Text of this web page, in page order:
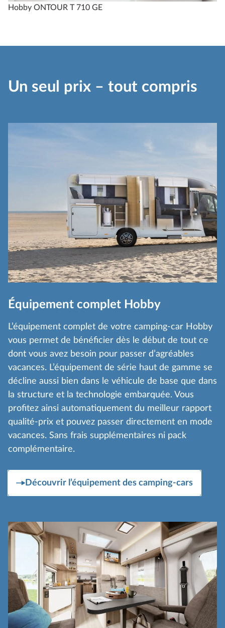
Hobby ONTOUR T 710 GE
Un seul prix – tout compris
Équipement complet Hobby
L’équipement complet de votre camping-car Hobby
vous permet de bénéficier dès le début de tout ce
dont vous avez besoin pour passer d’agréables
vacances. L’équipement de série haut de gamme se
décline aussi bien dans le véhicule de base que dans
la structure et la technologie embarquée. Vous
profitez ainsi automatiquement du meilleur rapport
qualité-prix et pouvez passer directement en mode
vacances. Sans frais supplémentaires ni pack
complémentaire.
Découvrir l’équipement des camping-cars